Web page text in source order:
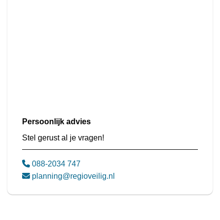
Persoonlijk advies
Stel gerust al je vragen!
088-2034 747
planning@regioveilig.nl